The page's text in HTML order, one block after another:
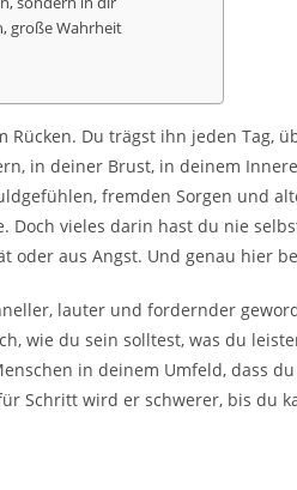
große Wahrheit
Rücken. Du trägst ihn jeden Tag,
in deiner Brust, in deinem
fremden Sorgen und
Doch vieles darin hast du nie
oder aus Angst. Und genau hier
lauter und fordernder
wie du sein solltest, was du
in deinem Umfeld, dass
Schritt wird er schwerer, bis du